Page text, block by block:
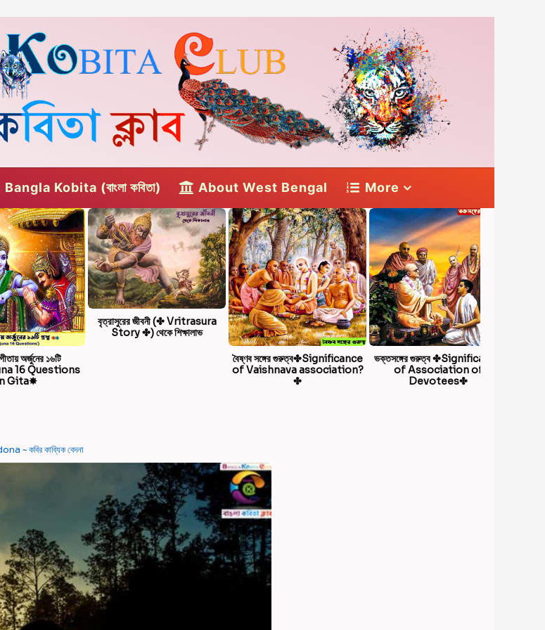
Bangla Kobita (বাংলা কবিতা) About West Bengal More
অর্জুনের ১৬টি
16 Questions
Gita✸
বৃত্রাসুরের জীবনী (✤ Vritrasura
Story ✤) থেকে শিক্ষালাভ
বৈষ্ণব সঙ্গের গুরুত্ব✤Significance
of Vaishnava association?
✤
ভক্তসঙ্গের গুরুত্ব ✤Significance
of Association of
Devotees✤
কবির কাব্যিক বেদনা